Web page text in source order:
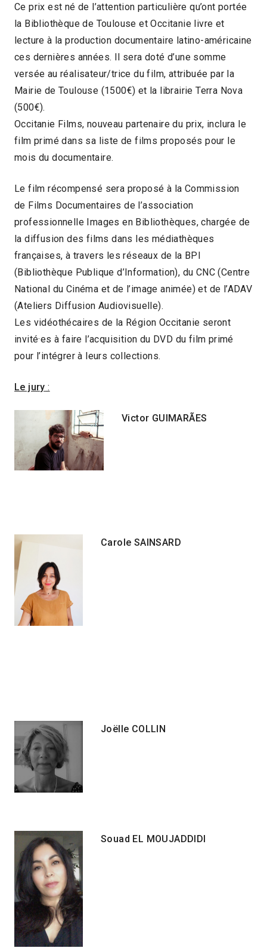
Ce prix est né de l’attention particulière qu’ont portée
la Bibliothèque de Toulouse et Occitanie livre et
lecture à la production documentaire latino-américaine
ces dernières années. Il sera doté d’une somme
versée au réalisateur/trice du film, attribuée par la
Mairie de Toulouse (1500€) et la librairie Terra Nova
(500€).
Occitanie Films, nouveau partenaire du prix, inclura le
film primé dans sa liste de films proposés pour le
mois du documentaire.
Le film récompensé sera proposé à la Commission
de Films Documentaires de l’association
professionnelle Images en Bibliothèques, chargée de
la diffusion des films dans les médiathèques
françaises, à travers les réseaux de la BPI
(Bibliothèque Publique d’Information), du CNC (Centre
National du Cinéma et de l’image animée) et de l’ADAV
(Ateliers Diffusion Audiovisuelle).
Les vidéothécaires de la Région Occitanie seront
invité·es à faire l’acquisition du DVD du film primé
pour l’intégrer à leurs collections.
Le jury :
Victor GUIMARÃES
Carole SAINSARD
Joëlle COLLIN
Souad EL MOUJADDIDI